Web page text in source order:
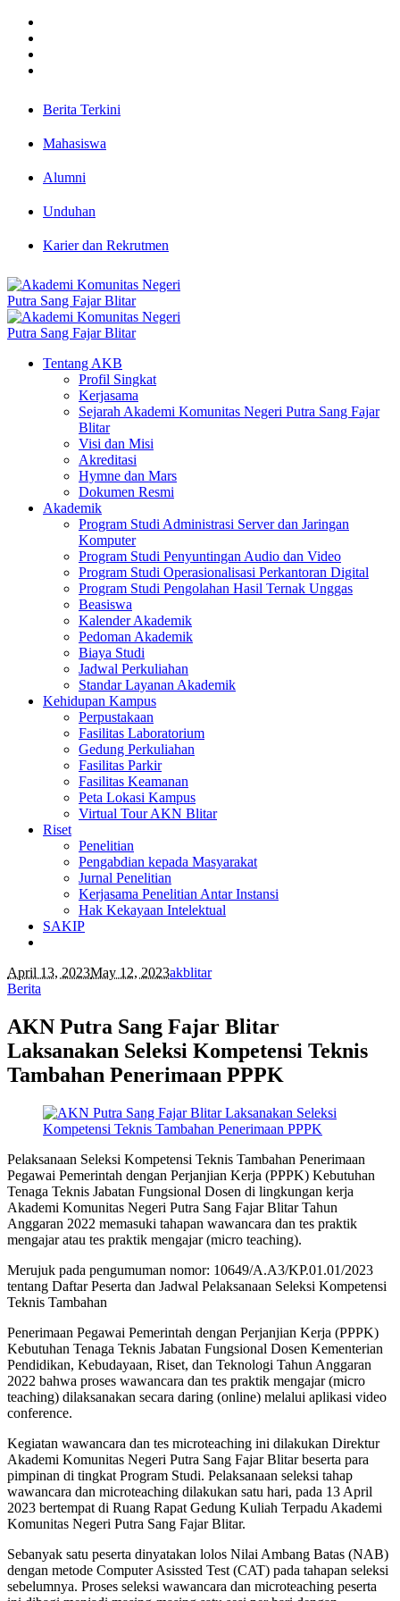
Berita Terkini
Mahasiswa
Alumni
Unduhan
Karier dan Rekrutmen
Tentang AKB
Profil Singkat
Kerjasama
Sejarah Akademi Komunitas Negeri Putra Sang Fajar
Blitar
Visi dan Misi
Akreditasi
Hymne dan Mars
Dokumen Resmi
Akademik
Program Studi Administrasi Server dan Jaringan
Komputer
Program Studi Penyuntingan Audio dan Video
Program Studi Operasionalisasi Perkantoran Digital
Program Studi Pengolahan Hasil Ternak Unggas
Beasiswa
Kalender Akademik
Pedoman Akademik
Biaya Studi
Jadwal Perkuliahan
Standar Layanan Akademik
Kehidupan Kampus
Perpustakaan
Fasilitas Laboratorium
Gedung Perkuliahan
Fasilitas Parkir
Fasilitas Keamanan
Peta Lokasi Kampus
Virtual Tour AKN Blitar
Riset
Penelitian
Pengabdian kepada Masyarakat
Jurnal Penelitian
Kerjasama Penelitian Antar Instansi
Hak Kekayaan Intelektual
SAKIP
April 13, 2023May 12, 2023akblitar
Berita
AKN Putra Sang Fajar Blitar
Laksanakan Seleksi Kompetensi Teknis
Tambahan Penerimaan PPPK
Pelaksanaan Seleksi Kompetensi Teknis Tambahan Penerimaan
Pegawai Pemerintah dengan Perjanjian Kerja (PPPK) Kebutuhan
Tenaga Teknis Jabatan Fungsional Dosen di lingkungan kerja
Akademi Komunitas Negeri Putra Sang Fajar Blitar Tahun
Anggaran 2022 memasuki tahapan wawancara dan tes praktik
mengajar atau tes praktik mengajar (micro teaching).
Merujuk pada pengumuman nomor: 10649/A.A3/KP.01.01/2023
tentang Daftar Peserta dan Jadwal Pelaksanaan Seleksi Kompetensi
Teknis Tambahan
Penerimaan Pegawai Pemerintah dengan Perjanjian Kerja (PPPK)
Kebutuhan Tenaga Teknis Jabatan Fungsional Dosen Kementerian
Pendidikan, Kebudayaan, Riset, dan Teknologi Tahun Anggaran
2022 bahwa proses wawancara dan tes praktik mengajar (micro
teaching) dilaksanakan secara daring (online) melalui aplikasi video
conference.
Kegiatan wawancara dan tes microteaching ini dilakukan Direktur
Akademi Komunitas Negeri Putra Sang Fajar Blitar beserta para
pimpinan di tingkat Program Studi. Pelaksanaan seleksi tahap
wawancara dan microteaching dilakukan satu hari, pada 13 April
2023 bertempat di Ruang Rapat Gedung Kuliah Terpadu Akademi
Komunitas Negeri Putra Sang Fajar Blitar.
Sebanyak satu peserta dinyatakan lolos Nilai Ambang Batas (NAB)
dengan metode Computer Asissted Test (CAT) pada tahapan seleksi
sebelumnya. Proses seleksi wawancara dan microteaching peserta